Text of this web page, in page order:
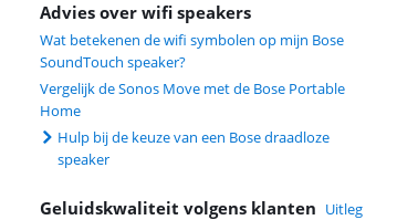
Advies over wifi speakers
Wat betekenen de wifi symbolen op mijn Bose
SoundTouch speaker?
Vergelijk de Sonos Move met de Bose Portable
Home
Hulp bij de keuze van een Bose draadloze
speaker
Geluidskwaliteit volgens klanten Uitleg